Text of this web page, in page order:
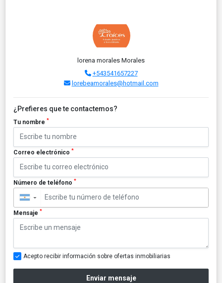
lorena morales Morales
+543541657227
lorebeamorales@hotmail.com
¿Prefieres que te contactemos?
Tu nombre *
Correo electrónico *
Número de teléfono *
▼
Mensaje *
Acepto recibir información sobre ofertas inmobiliarias
Enviar mensaje